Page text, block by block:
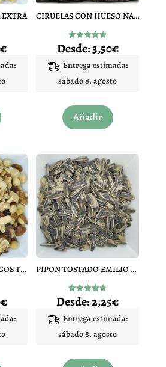
EXTRA
€
producto
variantes.
Las
opciones
se
pueden
elegir
en
la
de
producto
CIRUELAS CON HUESO NACIONAL
Valorado
con
de 5
Desde:3,50€
Entrega estimada:
sábado 8. agosto
Añadir
producto
variantes.
Las
opciones
se
pueden
elegir
en
la
de
producto
MEZCLA FRUTOS SECOS TOSTADO CON SAL
€
PIPON TOSTADO EMILIO ARIAS
Valorado
con
de 5
Desde:2,25€
Entrega estimada:
sábado 8. agosto